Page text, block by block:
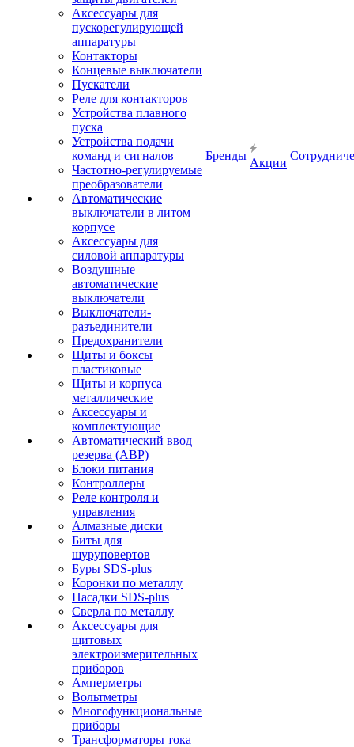
Аксессуары для
пускорегулирующей
аппаратуры
Контакторы
Концевые выключатели
Пускатели
Реле для контакторов
Устройства плавного
пуска
Устройства подачи
команд и сигналов
Частотно-регулируемые
преобразователи
Автоматические
выключатели в литом
корпусе
Аксессуары для
силовой аппаратуры
Воздушные
автоматические
выключатели
Выключатели-
разъединители
Предохранители
Щиты и боксы
пластиковые
Щиты и корпуса
металлические
Аксессуары и
комплектующие
Автоматический ввод
резерва (АВР)
Блоки питания
Контроллеры
Реле контроля и
управления
Алмазные диски
Биты для
шуруповертов
Буры SDS-plus
Коронки по металлу
Насадки SDS-plus
Сверла по металлу
Аксессуары для
щитовых
электроизмерительных
приборов
Амперметры
Вольтметры
Многофункциональные
приборы
Трансформаторы тока
Бренды
Акции